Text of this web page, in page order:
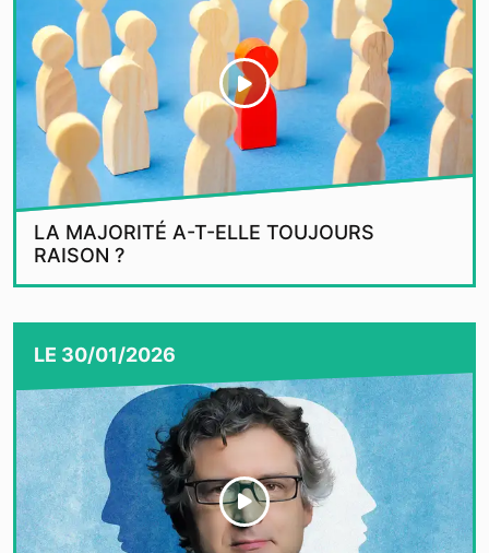
LA MAJORITÉ A-T-ELLE TOUJOURS
RAISON ?
LE 30/01/2026